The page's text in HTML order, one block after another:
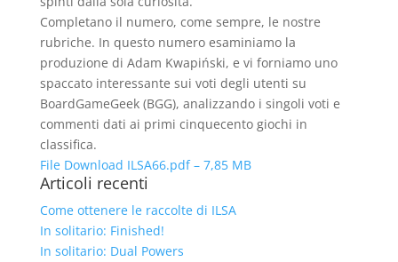
Completano il numero, come sempre, le nostre
rubriche. In questo numero esaminiamo la
produzione di Adam Kwapiński, e vi forniamo uno
spaccato interessante sui voti degli utenti su
BoardGameGeek (BGG), analizzando i singoli voti e
commenti dati ai primi cinquecento giochi in
classiﬁca.
File Download ILSA66.pdf – 7,85 MB
Articoli recenti
Come ottenere le raccolte di ILSA
In solitario: Finished!
In solitario: Dual Powers